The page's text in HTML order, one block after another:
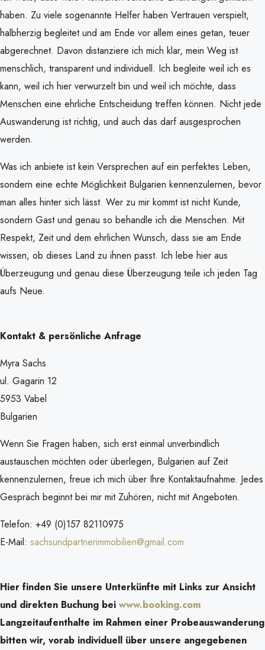
haben. Zu viele sogenannte Helfer haben Vertrauen verspielt,
halbherzig begleitet und am Ende vor allem eines getan, teuer
abgerechnet. Davon distanziere ich mich klar, mein Weg ist
menschlich, transparent und individuell. Ich begleite weil ich es
kann, weil ich hier verwurzelt bin und weil ich möchte, dass
Menschen eine ehrliche Entscheidung treffen können. Nicht jede
Auswanderung ist richtig, und auch das darf ausgesprochen
werden.
Was ich anbiete ist kein Versprechen auf ein perfektes Leben,
sondern eine echte Möglichkeit Bulgarien kennenzulernen, bevor
man alles hinter sich lässt. Wer zu mir kommt ist nicht Kunde,
sondern Gast und genau so behandle ich die Menschen. Mit
Respekt, Zeit und dem ehrlichen Wunsch, dass sie am Ende
wissen, ob dieses Land zu ihnen passt. Ich lebe hier aus
Überzeugung und genau diese Überzeugung teile ich jeden Tag
aufs Neue.
Kontakt & persönliche Anfrage
Myra Sachs
ul. Gagarin 12
5953 Vabel
Bulgarien
Wenn Sie Fragen haben, sich erst einmal unverbindlich
austauschen möchten oder überlegen, Bulgarien auf Zeit
kennenzulernen, freue ich mich über Ihre Kontaktaufnahme. Jedes
Gespräch beginnt bei mir mit Zuhören, nicht mit Angeboten.
Telefon: +49 (0)157 82110975
E-Mail: sachsundpartnerimmobilien@gmail.com
Hier finden Sie unsere Unterkünfte mit Links zur Ansicht
und direkten Buchung bei www.booking.com
Langzeitaufenthalte im Rahmen einer Probeauswanderung
bitten wir, vorab individuell über unsere angegebenen